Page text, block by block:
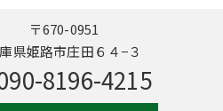
〒670-0951
県姫路市庄田６４−３
8196-4215